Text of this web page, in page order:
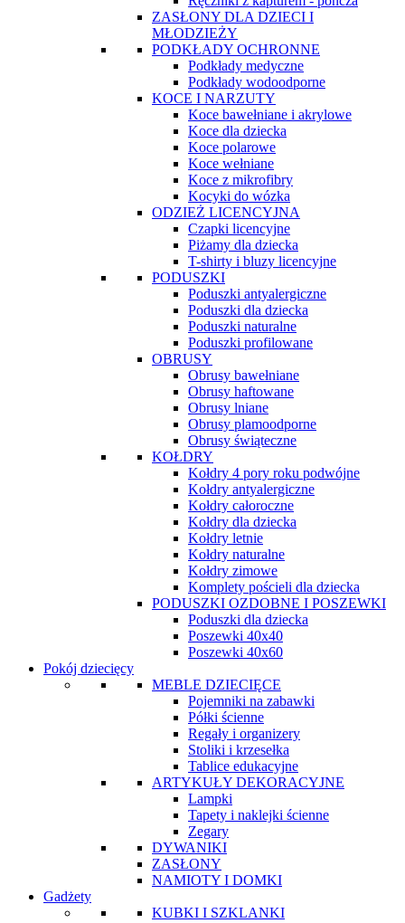
ZASŁONY DLA DZIECI I
MŁODZIEŻY
PODKŁADY OCHRONNE
Podkłady medyczne
Podkłady wodoodporne
KOCE I NARZUTY
Koce bawełniane i akrylowe
Koce dla dziecka
Koce polarowe
Koce wełniane
Koce z mikrofibry
Kocyki do wózka
ODZIEŻ LICENCYJNA
Czapki licencyjne
Piżamy dla dziecka
T-shirty i bluzy licencyjne
PODUSZKI
Poduszki antyalergiczne
Poduszki dla dziecka
Poduszki naturalne
Poduszki profilowane
OBRUSY
Obrusy bawełniane
Obrusy haftowane
Obrusy lniane
Obrusy plamoodporne
Obrusy świąteczne
KOŁDRY
Kołdry 4 pory roku podwójne
Kołdry antyalergiczne
Kołdry całoroczne
Kołdry dla dziecka
Kołdry letnie
Kołdry naturalne
Kołdry zimowe
Komplety pościeli dla dziecka
PODUSZKI OZDOBNE I POSZEWKI
Poduszki dla dziecka
Poszewki 40x40
Poszewki 40x60
Pokój dziecięcy
MEBLE DZIECIĘCE
Pojemniki na zabawki
Półki ścienne
Regały i organizery
Stoliki i krzesełka
Tablice edukacyjne
ARTYKUŁY DEKORACYJNE
Lampki
Tapety i naklejki ścienne
Zegary
DYWANIKI
ZASŁONY
NAMIOTY I DOMKI
Gadżety
KUBKI I SZKLANKI